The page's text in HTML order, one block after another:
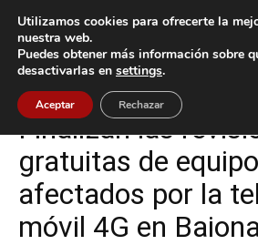
Inicio Baiona
Baiona Tecnología
Finalizan las
gratuitas de
afectados por la
móvil 4G en
Utilizamos cookies para ofrecerte la
nuestra web.
Puedes obtener más información sobre
desactivarlas en settings.
Aceptar Rechazar